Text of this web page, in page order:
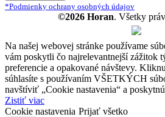
*Podmienky ochrany osobných údajov
©2026 Horan. Všetky
Na našej webovej stránke používame
vám poskytli čo najrelevantnejší zážitok
preferencie a opakované návštevy.
súhlasíte s používaním VŠETKÝCH
navštíviť „Cookie nastavenia“ a
Zistiť viac
Cookie nastavenia Prijať všetko